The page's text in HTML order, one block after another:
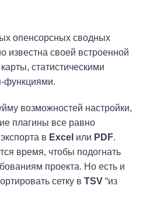
опенсорсных сводных
известна своей встроенной
статистическими
функциями.
возможностей настройки,
плагины все равно
в Excel или PDF.
время, чтобы подогнать
проекта. Но есть и
сетку в TSV “из